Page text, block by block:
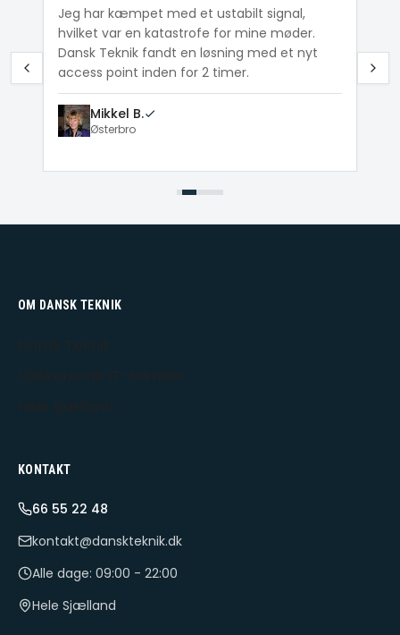
Jeg har kæmpet med et ustabilt signal,
hvilket var en katastrofe for mine møder.
Dansk Teknik fandt en løsning med et nyt
access point inden for 2 timer.
Mikkel B.
Østerbro
OM DANSK TEKNIK
KONTAKT
66 55 22 48
kontakt@danskteknik.dk
Alle dage: 09:00 - 22:00
Hele Sjælland